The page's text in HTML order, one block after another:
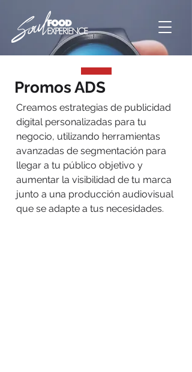
Promos ADS
Creamos estrategias de publicidad
digital personalizadas para tu
negocio, utilizando herramientas
avanzadas de segmentación para
llegar a tu público objetivo y
aumentar la visibilidad de tu marca
junto a una producción audiovisual
que se adapte a tus necesidades.